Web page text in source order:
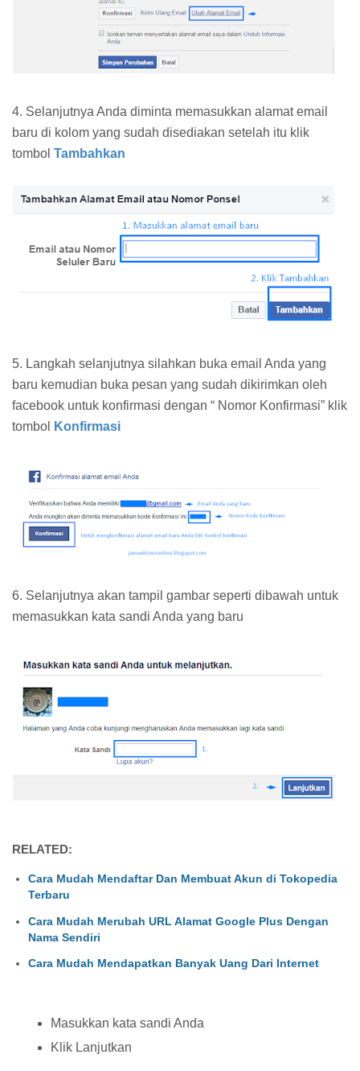
4. Selanjutnya Anda diminta memasukkan alamat email
baru di kolom yang sudah disediakan setelah itu klik
tombol Tambahkan
5. Langkah selanjutnya silahkan buka email Anda yang
baru kemudian buka pesan yang sudah dikirimkan oleh
facebook untuk konfirmasi dengan “ Nomor Konfirmasi” klik
tombol
Konfirmasi
6. Selanjutnya akan tampil gambar seperti dibawah untuk
memasukkan kata sandi Anda yang baru
RELATED:
Cara Mudah Mendaftar Dan Membuat Akun di Tokopedia
Terbaru
Cara Mudah Merubah URL Alamat Google Plus Dengan
Nama Sendiri
Cara Mudah Mendapatkan Banyak Uang Dari Internet
Masukkan kata sandi Anda
Klik Lanjutkan